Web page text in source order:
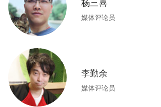
杨三喜
媒体评论员
李勤余
媒体评论员